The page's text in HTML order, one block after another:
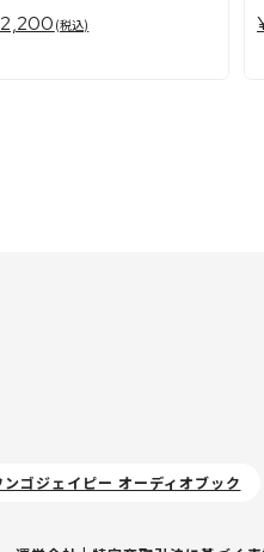
(税込)
ンゴジェイピー オーディオブック